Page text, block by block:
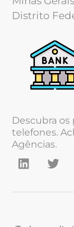
Distrito
Descubra
telefones.
Agências.